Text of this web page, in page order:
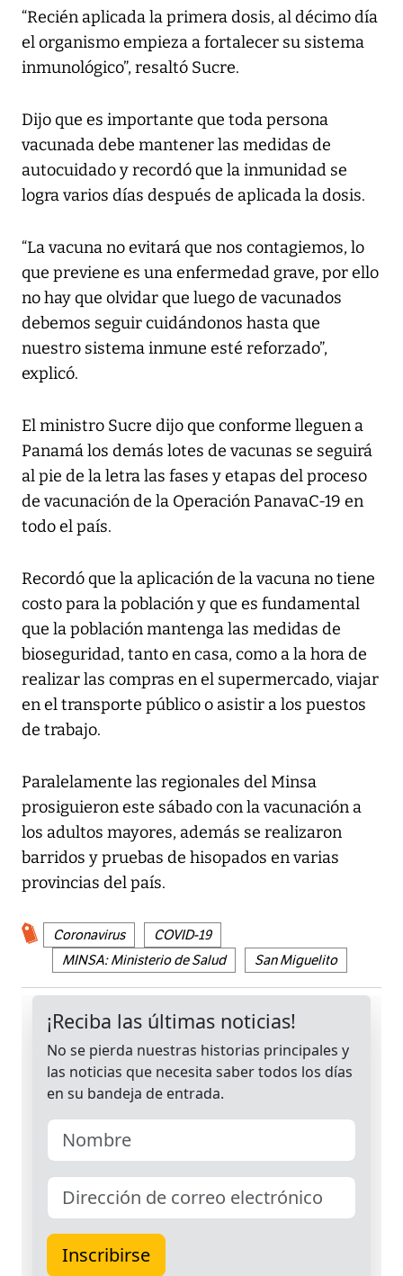
“Recién aplicada la primera dosis, al décimo día
el organismo empieza a fortalecer su sistema
inmunológico”, resaltó Sucre.
Dijo que es importante que toda persona
vacunada debe mantener las medidas de
autocuidado y recordó que la inmunidad se
logra varios días después de aplicada la dosis.
“La vacuna no evitará que nos contagiemos, lo
que previene es una enfermedad grave, por ello
no hay que olvidar que luego de vacunados
debemos seguir cuidándonos hasta que
nuestro sistema inmune esté reforzado”,
explicó.
El ministro Sucre dijo que conforme lleguen a
Panamá los demás lotes de vacunas se seguirá
al pie de la letra las fases y etapas del proceso
de vacunación de la Operación PanavaC-19 en
todo el país.
Recordó que la aplicación de la vacuna no tiene
costo para la población y que es fundamental
que la población mantenga las medidas de
bioseguridad, tanto en casa, como a la hora de
realizar las compras en el supermercado, viajar
en el transporte público o asistir a los puestos
de trabajo.
Paralelamente las regionales del Minsa
prosiguieron este sábado con la vacunación a
los adultos mayores, además se realizaron
barridos y pruebas de hisopados en varias
provincias del país.
Coronavirus
COVID-19
MINSA: Ministerio de Salud
San Miguelito